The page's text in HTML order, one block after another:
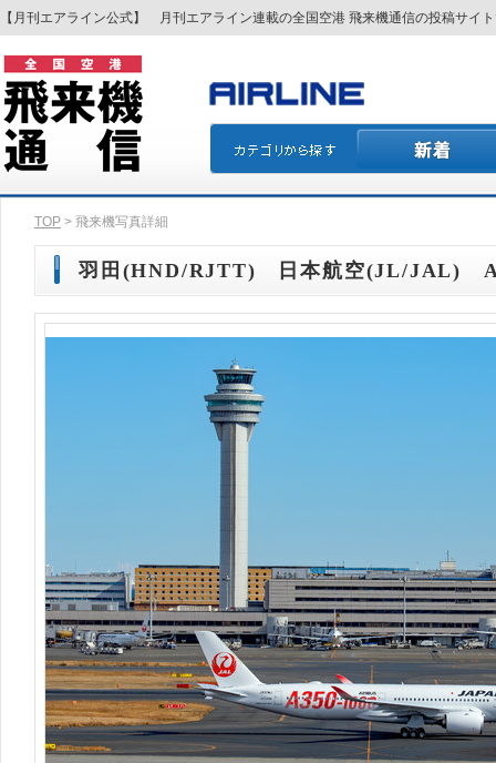
【月刊エアライン公式】 月刊エアライン連載の全国空港 飛来機通信の投稿サイ
TOP > 飛来機写真詳細
羽田(HND/RJTT) 日本航空(JL/JAL)